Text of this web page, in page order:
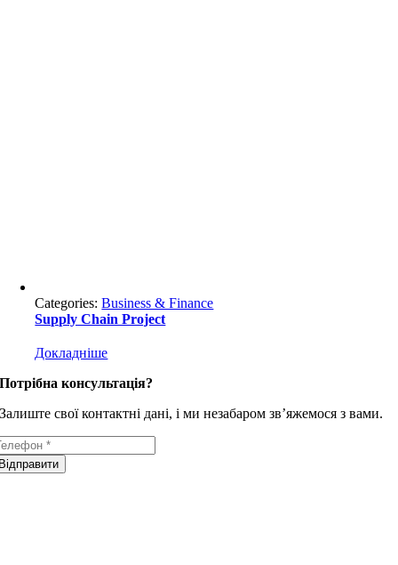
Categories:Business & Finance
Supply Chain Project
Докладніше
Потрібна консультація?
Залиште свої контактні дані, і ми незабаром зв’яжемося з вами.